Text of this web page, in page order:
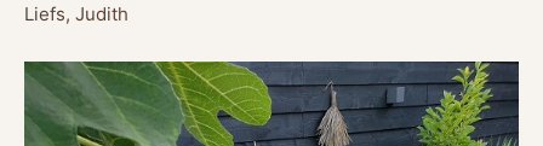
Liefs, Judith